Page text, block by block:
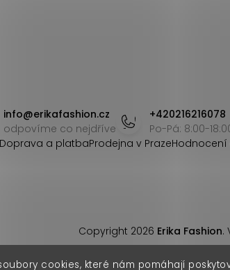
cookies, které nám pomáhají
info@erikafashion.cz
odpovíme co nejdříve
+420216216078
Po-Pá: 8:00-
Doprava a platbaProdejna v Praze
Copyright 2026 Erika Fashion.